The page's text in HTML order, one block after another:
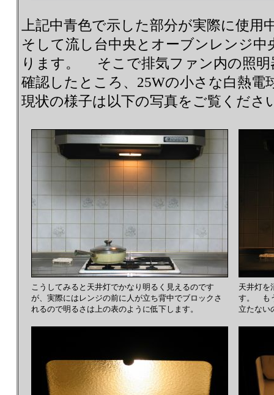
上記中青色で示した部分が実際に使
そして流し台中央とオーブンレンジ中
ります。 そこで排気ファン内の照明
確認したところ、25Wの小さな白熱電
現状の様子は以下の写真をご覧くださ
こうしてみると天井灯でかなり明るく見えるのです
が、実際にはレンジの前に人が立ち背中でブロックさ
れるので明るさは上の表のように低下します。
天井灯を
す。 も
立たない